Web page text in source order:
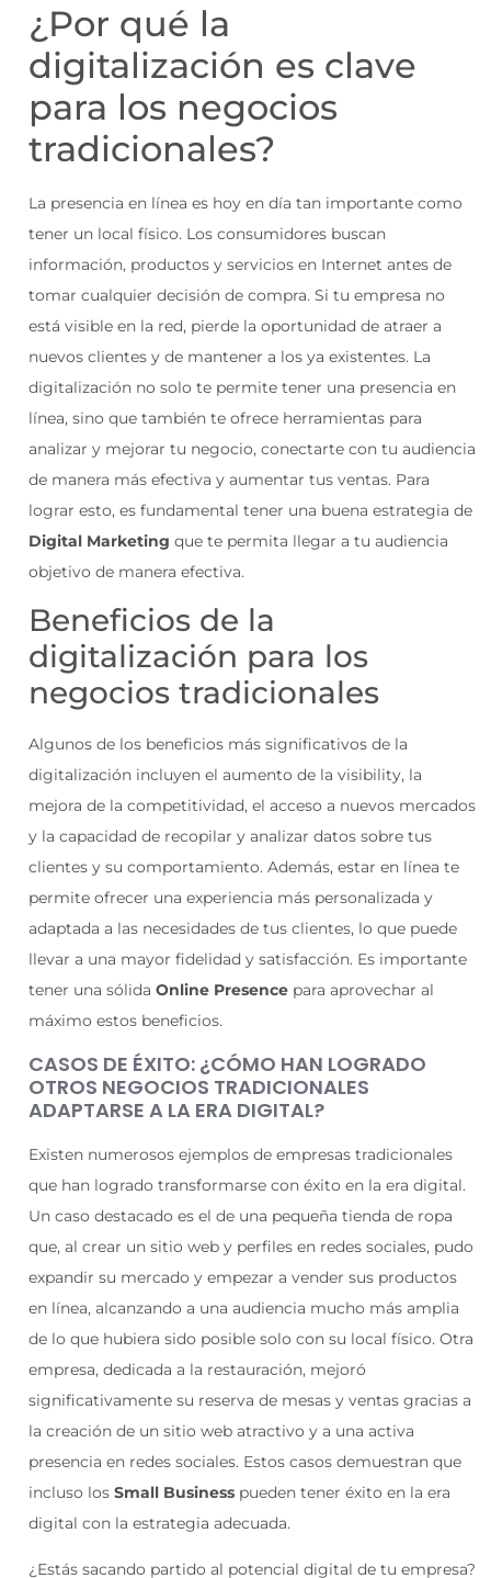
¿Por qué la
digitalización es clave
para los negocios
tradicionales?
La presencia en línea es hoy en día tan importante como
tener un local físico. Los consumidores buscan
información, productos y servicios en Internet antes de
tomar cualquier decisión de compra. Si tu empresa no
está visible en la red, pierde la oportunidad de atraer a
nuevos clientes y de mantener a los ya existentes. La
digitalización no solo te permite tener una presencia en
línea, sino que también te ofrece herramientas para
analizar y mejorar tu negocio, conectarte con tu audiencia
de manera más efectiva y aumentar tus ventas. Para
lograr esto, es fundamental tener una buena estrategia de
Digital Marketing que te permita llegar a tu audiencia
objetivo de manera efectiva.
Beneficios de la
digitalización para los
negocios tradicionales
Algunos de los beneficios más significativos de la
digitalización incluyen el aumento de la visibility, la
mejora de la competitividad, el acceso a nuevos mercados
y la capacidad de recopilar y analizar datos sobre tus
clientes y su comportamiento. Además, estar en línea te
permite ofrecer una experiencia más personalizada y
adaptada a las necesidades de tus clientes, lo que puede
llevar a una mayor fidelidad y satisfacción. Es importante
tener una sólidaOnline Presence para aprovechar al
máximo estos beneficios.
CASOS DE ÉXITO: ¿CÓMO HAN LOGRADO
OTROS NEGOCIOS TRADICIONALES
ADAPTARSE A LA ERA DIGITAL?
Existen numerosos ejemplos de empresas tradicionales
que han logrado transformarse con éxito en la era digital.
Un caso destacado es el de una pequeña tienda de ropa
que, al crear un sitio web y perfiles en redes sociales, pudo
expandir su mercado y empezar a vender sus productos
en línea, alcanzando a una audiencia mucho más amplia
de lo que hubiera sido posible solo con su local físico. Otra
empresa, dedicada a la restauración, mejoró
significativamente su reserva de mesas y ventas gracias a
la creación de un sitio web atractivo y a una activa
presencia en redes sociales. Estos casos demuestran que
incluso losSmall Business pueden tener éxito en la era
digital con la estrategia adecuada.
¿Estás sacando partido al potencial digital de tu empresa?